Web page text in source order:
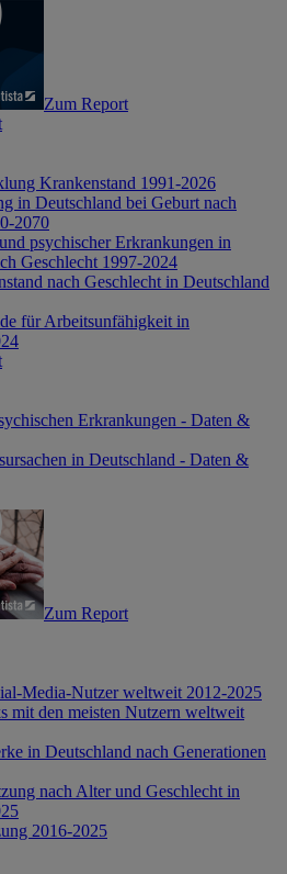
Zum Report
Krankenstand 1991-2026
in Deutschland bei Geburt nach
2070
psychischer Erkrankungen in
Geschlecht 1997-2024
nach Geschlecht in Deutschland
für Arbeitsunfähigkeit in
Erkrankungen - Daten &
in Deutschland - Daten &
Zum Report
Media-Nutzer weltweit 2012-2025
mit den meisten Nutzern weltweit
in Deutschland nach Generationen
nach Alter und Geschlecht in
2016-2025